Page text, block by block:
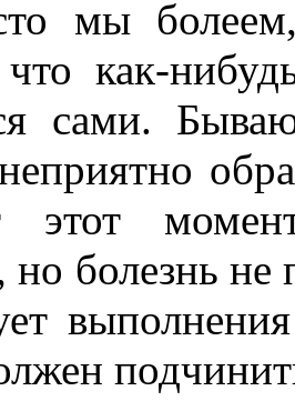
мы
как-
сами.
этот
но болезнь